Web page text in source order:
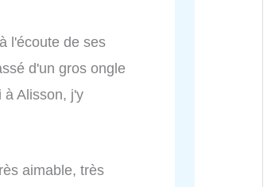
l'écoute de ses
d'un gros ongle
Alisson, j'y
aimable, très